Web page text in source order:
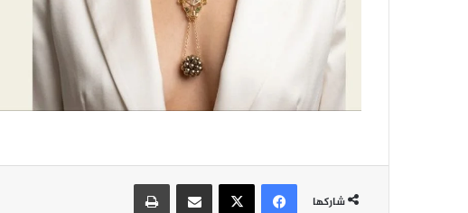
شاركها
فيسبوك‫X مشاركة عبر البريد طباعة